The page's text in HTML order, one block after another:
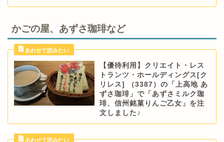
かごの屋、あずさ珈琲など
【優待利用】クリエイト・レス
トランツ・ホールディングス[ク
リレス] （3387）の「上高地 あ
ずさ珈琲」で「あずさミルク珈
琲、信州銘菓りんご乙女」を注
文しました♪